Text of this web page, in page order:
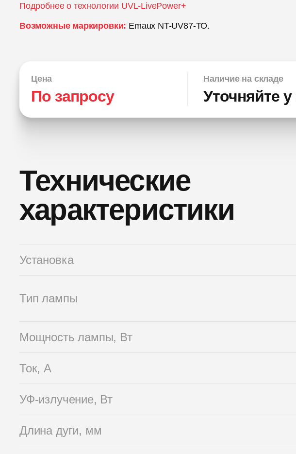
Подробнее о технологии UVL-LivePower+
Возможные маркировки: Emaux NT-UV87-ТО.
Цена
По запросу
Наличие на складе
Уточняйте
Технические
характеристики
Установка
Тип лампы
Мощность лампы, Вт
Ток, А
УФ-излучение, Вт
Длина дуги, мм